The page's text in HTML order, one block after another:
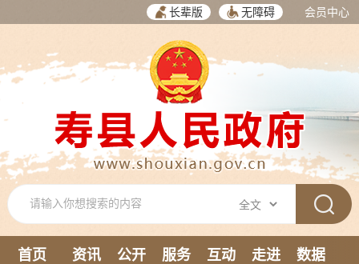
长辈版 无障碍 会员中心
首页 资讯 公开 服务 互动 走进
数据